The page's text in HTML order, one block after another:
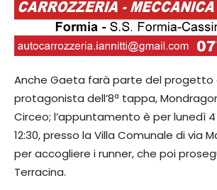
Anche Gaeta farà parte del progetto
protagonista dell’8ª tappa,
Circeo; l’appuntamento è per lunedì
12:30, presso la Villa Comunale di via
per accogliere i runner, che poi
Terracina.